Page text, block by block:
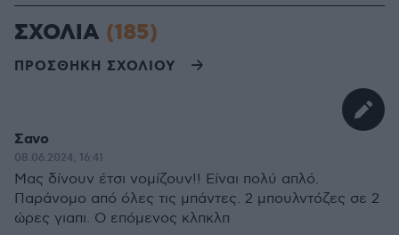
ΣΧΟΛΙΑ (185)
ΠΡΟΣΘΗΚΗ ΣΧΟΛΙΟΥ
Σανο
08.06.2024, 16:41
Μας δίνουν έτσι νομίζουν!! Είναι πολύ απλό.
Παράνομο από όλες τις μπάντες. 2 μπουλντόζες σε 2
ώρες γιαπι. Ο επόμενος κλπκλπ